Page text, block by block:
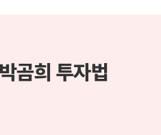
곰희 투자법